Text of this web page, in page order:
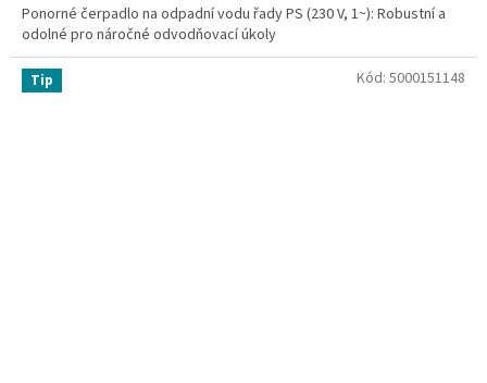
Ponorné čerpadlo na odpadní vodu řady PS (230 V, 1~): Robustní a
odolné pro náročné odvodňovací úkoly
Tip Kód: 5000151148